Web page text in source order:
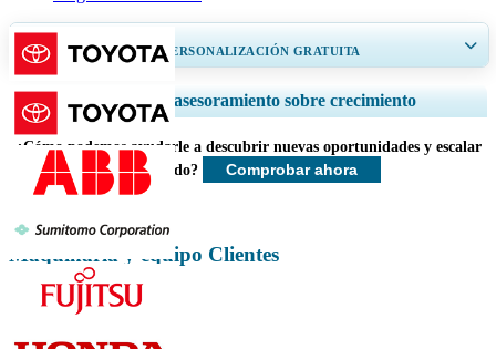
OBTENGA UN 20% DE PERSONALIZACIÓN GRATUITA
Ampliar la cobertura regional y por país, Análisis de segmentos, Perfiles
de empresas, Benchmarking competitivo, e información sobre el usuario
final.
Personalizar ahora
Servicios de asesoramiento sobre crecimiento
¿Cómo podemos ayudarle a descubrir nuevas oportunidades y escalar
más rápido?
Comprobar ahora
Maquinaria y equipo Clientes